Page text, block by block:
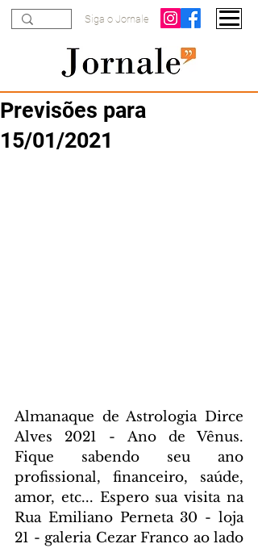
Siga o Jornale
Previsões para
15/01/2021
Almanaque de Astrologia Dirce
Alves 2021 - Ano de Vênus.
Fique sabendo seu ano
profissional, financeiro, saúde,
amor, etc... Espero sua visita na
Rua Emiliano Perneta 30 - loja
21 - galeria Cezar Franco ao lado